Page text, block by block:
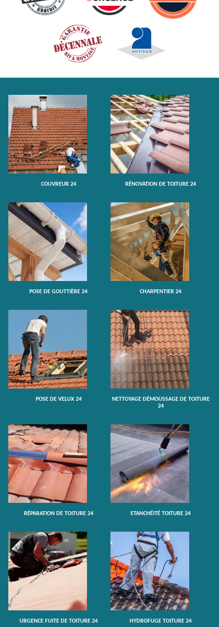
COUVREUR 24 RÉNOVATION DE TOITURE 24
POSE DE GOUTTIÈRE 24 CHARPENTIER 24
POSE DE VELUX 24
NETTOYAGE DÉMOUSSAGE DE TOITURE
24
RÉPARATION DE TOITURE 24 ETANCHÉITÉ TOITURE 24
URGENCE FUITE DE TOITURE 24 HYDROFUGE TOITURE 24